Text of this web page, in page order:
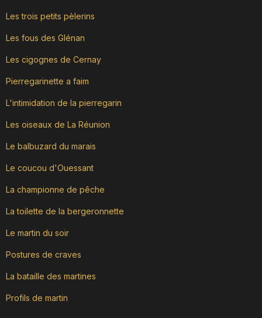
Les trois petits pèlerins
Les fous des Glénan
Les cigognes de Cernay
Pierregarinette a faim
L'intimidation de la pierregarin
Les oiseaux de La Réunion
Le balbuzard du marais
Le coucou d'Ouessant
La championne de pêche
La toilette de la bergeronnette
Le martin du soir
Postures de craves
La bataille des martines
Profils de martin